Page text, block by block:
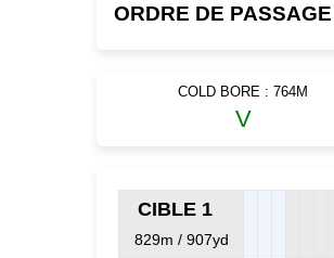
ORDRE DE
COLD BORE : 764M
V
CIBLE 1
829m / 907yd